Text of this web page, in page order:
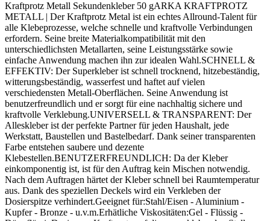
Kraftprotz Metall Sekundenkleber 50 gARKA KRAFTPROTZ
METALL | Der Kraftprotz Metal ist ein echtes Allround-Talent für
alle Klebeprozesse, welche schnelle und kraftvolle Verbindungen
erfordern. Seine breite Materialkompatibilität mit den
unterschiedlichsten Metallarten, seine Leistungsstärke sowie
einfache Anwendung machen ihn zur idealen Wahl.SCHNELL &
EFFEKTIV: Der Superkleber ist schnell trocknend, hitzebeständig,
witterungsbeständig, wasserfest und haftet auf vielen
verschiedensten Metall-Oberflächen. Seine Anwendung ist
benutzerfreundlich und er sorgt für eine nachhaltig sichere und
kraftvolle Verklebung.UNIVERSELL & TRANSPARENT: Der
Alleskleber ist der perfekte Partner für jeden Haushalt, jede
Werkstatt, Baustellen und Bastelbedarf. Dank seiner transparenten
Farbe entstehen saubere und dezente
Klebestellen.BENUTZERFREUNDLICH: Da der Kleber
einkomponentig ist, ist für den Auftrag kein Mischen notwendig.
Nach dem Auftragen härtet der Kleber schnell bei Raumtemperatur
aus. Dank des speziellen Deckels wird ein Verkleben der
Dosierspitze verhindert.Geeignet für:Stahl/Eisen - Aluminium -
Kupfer - Bronze - u.v.m.Erhätliche Viskositäten:Gel - Flüssig -